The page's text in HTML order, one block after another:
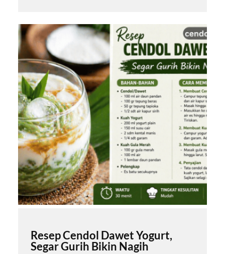
Resep Cendol Dawet Yogurt,
Segar Gurih Bikin Nagih